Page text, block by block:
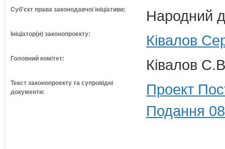
Суб'єкт права законодавчої ініціативи: Народний
Ініціатор(и) законопроекту: Ківалов
Головний комітет: Ківалов
Текст законопроекту та супровідні
документи:
Проект
Подання